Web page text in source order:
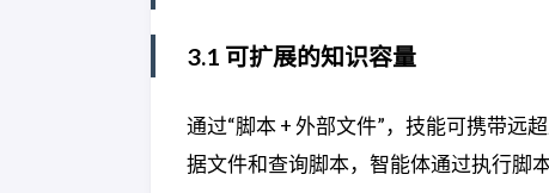
3.1 可扩展的知识容量
通过“脚本 + 外部文件”，技能可携带远
据文件和查询脚本，智能体通过执行脚